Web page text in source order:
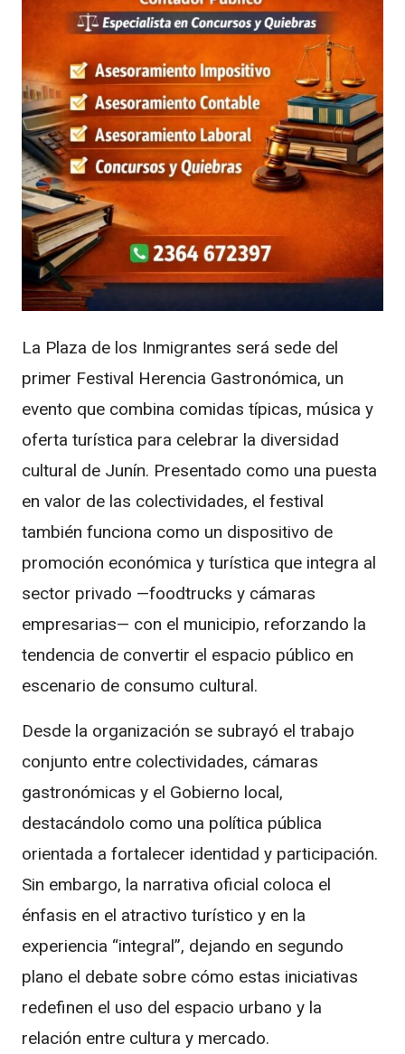
La Plaza de los Inmigrantes será sede del
primer Festival Herencia Gastronómica, un
evento que combina comidas típicas, música y
oferta turística para celebrar la diversidad
cultural de Junín. Presentado como una puesta
en valor de las colectividades, el festival
también funciona como un dispositivo de
promoción económica y turística que integra al
sector privado —foodtrucks y cámaras
empresarias— con el municipio, reforzando la
tendencia de convertir el espacio público en
escenario de consumo cultural.
Desde la organización se subrayó el trabajo
conjunto entre colectividades, cámaras
gastronómicas y el Gobierno local,
destacándolo como una política pública
orientada a fortalecer identidad y participación.
Sin embargo, la narrativa oficial coloca el
énfasis en el atractivo turístico y en la
experiencia “integral”, dejando en segundo
plano el debate sobre cómo estas iniciativas
redefinen el uso del espacio urbano y la
relación entre cultura y mercado.